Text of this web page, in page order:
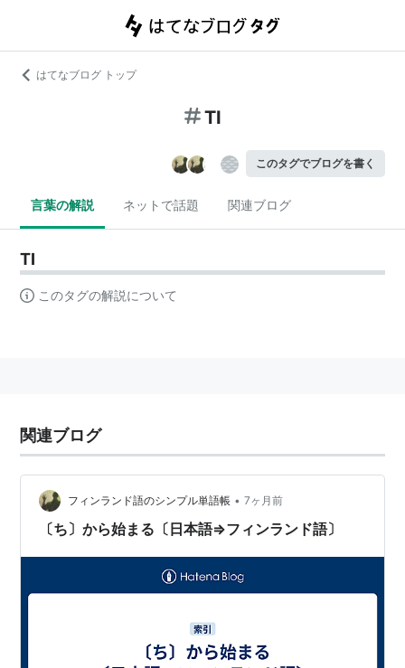
はてなブログ トップ
TI
このタグでブログを書く
言葉の解説 ネットで話題 関連ブログ
TI
このタグの解説について
関連ブログ
フィンランド語のシンプル単語帳 • 7ヶ月前
〔ち〕から始まる〔日本語⇒フィンランド語〕